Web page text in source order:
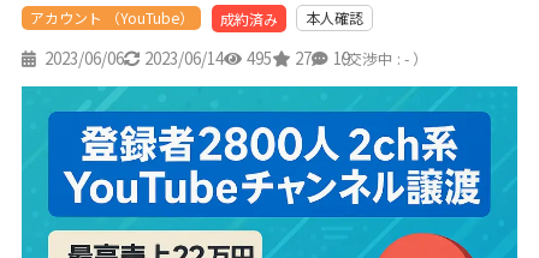
アカウント （YouTube） 成約済み 本人確認
2023/06/06 2023/06/14 495 27 19
（交渉中 : - ）